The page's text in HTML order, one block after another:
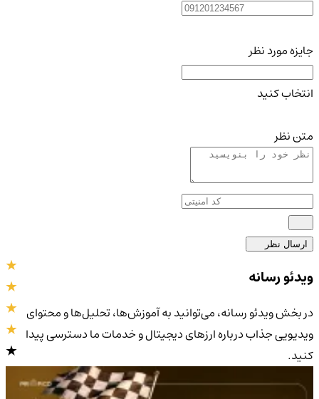
جایزه مورد نظر
انتخاب کنید
متن نظر
ارسال نظر
4.9/5
ویدئو رسانه
در بخش ویدئو رسانه، می‌توانید به آموزش‌ها، تحلیل‌ها و محتوای
ویدیویی جذاب درباره ارزهای دیجیتال و خدمات ما دسترسی پیدا
کنید.